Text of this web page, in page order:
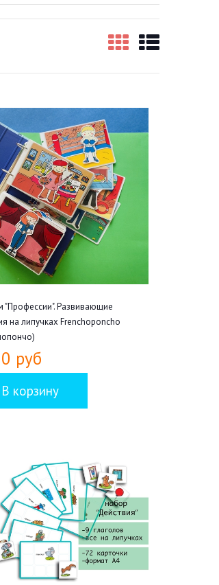
"Профессии". Развивающие
на липучках Frenchoponcho
руб